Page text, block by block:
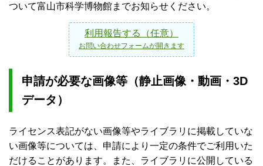
ついて富山市科学博物館までお知らせください。
利用報告する（任意）
お問い合わせフォームが開きます
申請が必要な画像等（静止画像・動画・3D
データ）
ライセンス表記がない画像等やライブラリに掲載していな
い画像等については、申請により一定の条件でご利用いた
だけることがあります。また、ライブラリに公開している